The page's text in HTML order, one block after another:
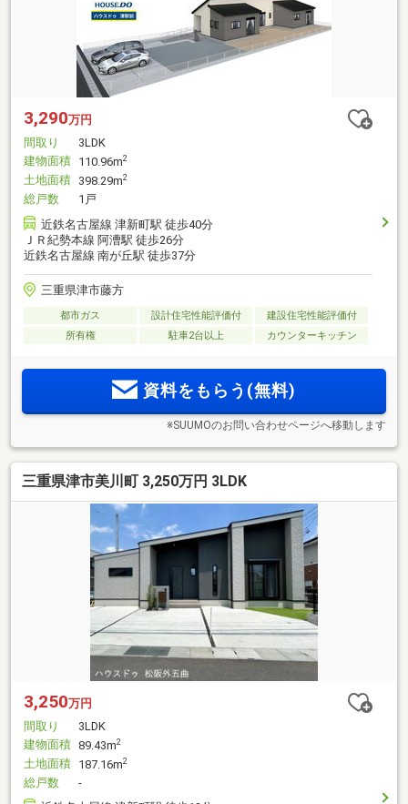
3,290万円
間取り
3LDK
建物面積 110.96m2
土地面積 398.29m2
総戸数
1戸
近鉄名古屋線 津新町駅 徒歩40分
ＪＲ紀勢本線 阿漕駅 徒歩26分
近鉄名古屋線 南が丘駅 徒歩37分
三重県津市藤方
都市ガス 設計住宅性能評価付
建設住宅性能評価付
所有権
駐車2台以上 カウンターキッチン
資料をもらう(無料)
※SUUMOのお問い合わせページへ移動します
三重県津市美川町 3,250万円 3LDK
3,250万円
間取り
3LDK
建物面積 89.43m2
土地面積 187.16m2
総戸数
-